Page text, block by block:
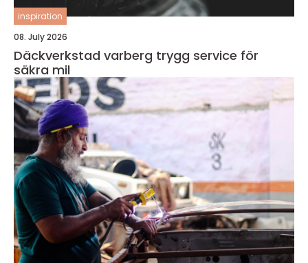
inspiration
08. July 2026
Däckverkstad varberg trygg service för
säkra mil